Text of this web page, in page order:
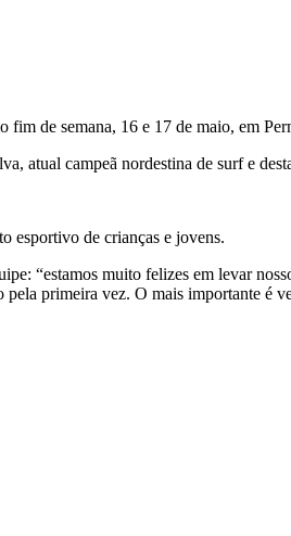
de semana, 16 e 17 de maio, em
atual campeã nordestina de surf e
esportivo de crianças e jovens.
“estamos muito felizes em levar
primeira vez. O mais importante é